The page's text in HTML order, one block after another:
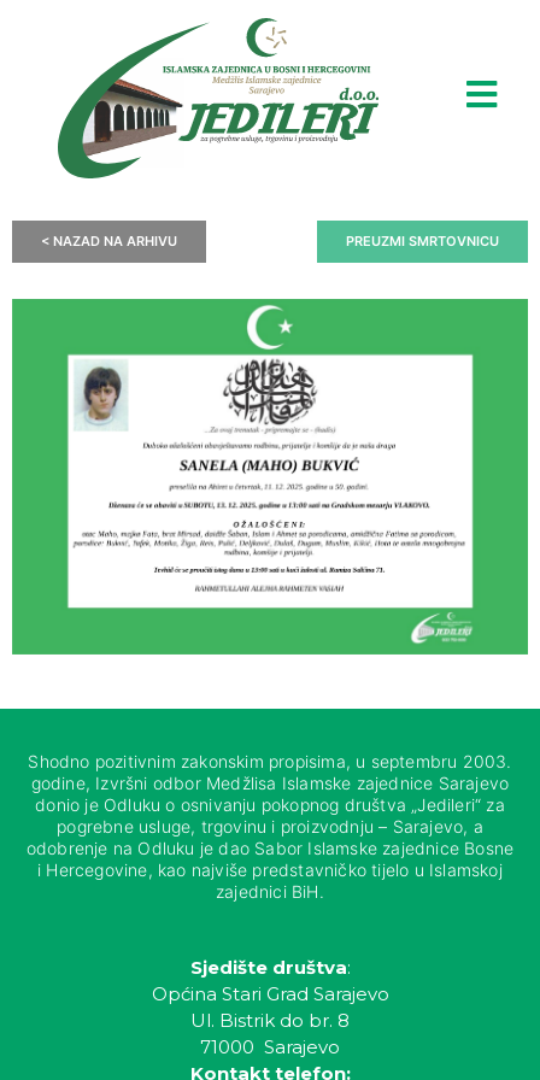
< NAZAD NA ARHIVU PREUZMI SMRTOVNICU
Shodno pozitivnim zakonskim propisima, u septembru 2003.
godine, Izvršni odbor Medžlisa Islamske zajednice Sarajevo
donio je Odluku o osnivanju pokopnog društva „Jedileri“ za
pogrebne usluge, trgovinu i proizvodnju – Sarajevo, a
odobrenje na Odluku je dao Sabor Islamske zajednice Bosne
i Hercegovine, kao najviše predstavničko tijelo u Islamskoj
zajednici BiH.
Sjedište društva:
Općina Stari Grad Sarajevo
Ul. Bistrik do br. 8
71000 Sarajevo
Kontakt telefon: